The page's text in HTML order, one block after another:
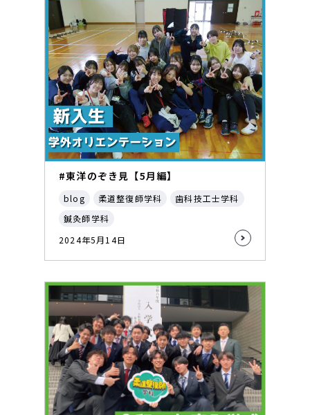
#東洋のぞき見【5月編】
blog 柔道整復師学科
歯科技工士学科
鍼灸師学科
2024年5月14日